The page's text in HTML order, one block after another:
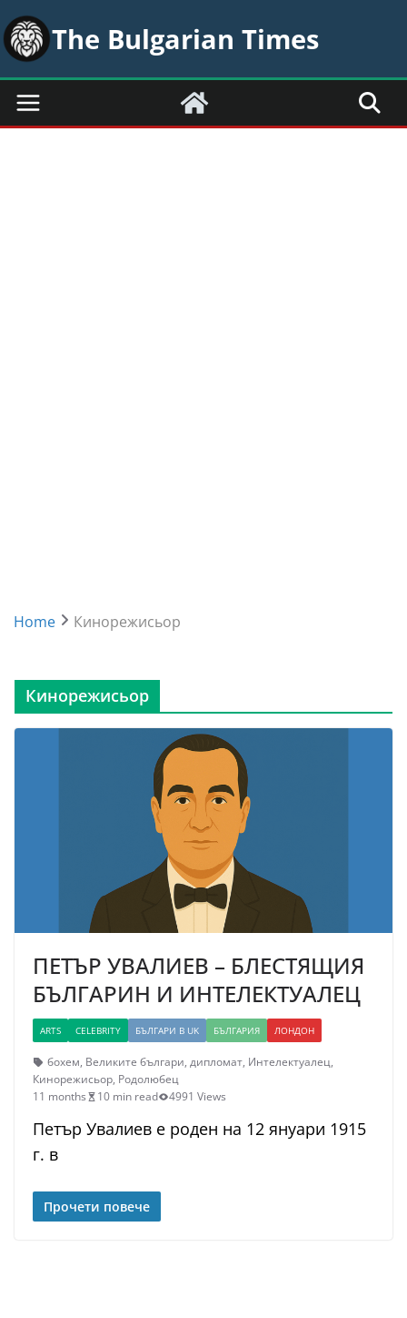
Skip
to
content
The Bulgarian Times
Home Кинорежисьор
Кинорежисьор
ПЕТЪР УВАЛИЕВ – БЛЕСТЯЩИЯ
БЪЛГАРИН И ИНТЕЛЕКТУАЛЕЦ
ARTS CELEBRITY БЪЛГАРИ В UK БЪЛГАРИЯ ЛОНДОН
бохем, Великите българи, дипломат, Интелектуалец,
Кинорежисьор, Родолюбец
11 months
10 min read 4991 Views
Петър Увалиев е роден на 12 януари 1915
г. в
Прочети повече